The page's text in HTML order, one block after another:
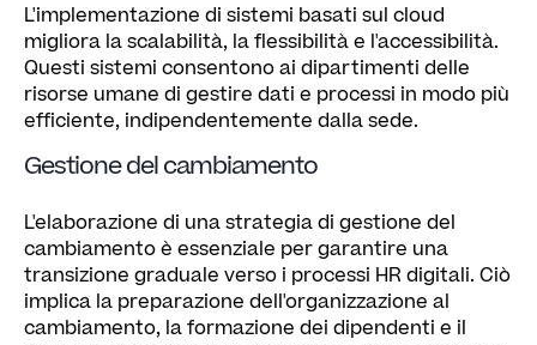
L'implementazione di sistemi basati sul cloud
migliora la scalabilità, la flessibilità e l'accessibilità.
Questi sistemi consentono ai dipartimenti delle
risorse umane di gestire dati e processi in modo più
efficiente, indipendentemente dalla sede.
Gestione del cambiamento
L'elaborazione di una strategia di gestione del
cambiamento è essenziale per garantire una
transizione graduale verso i processi HR digitali. Ciò
implica la preparazione dell'organizzazione al
cambiamento, la formazione dei dipendenti e il